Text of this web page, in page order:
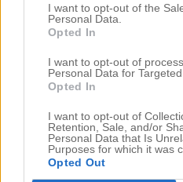
I want to opt-out of the
Personal Data.
Opted In
I want to opt-out of
Personal Data for Targeted
Opted In
I want to opt-out of
Retention, Sale, and/or
Personal Data that Is
Purposes for which it was
Opted Out
DAGS FÖR
OCH
april